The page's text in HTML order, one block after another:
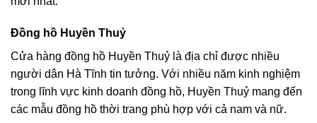
Đồng hồ Huyền Thuỷ
Cửa hàng đồng hồ Huyền Thuỷ là địa chỉ được nhiều
người dân Hà Tĩnh tin tưởng. Với nhiều năm kinh nghiệm
trong lĩnh vực kinh doanh đồng hồ, Huyền Thuỷ mang đến
các mẫu đồng hồ thời trang phù hợp với cả nam và nữ.